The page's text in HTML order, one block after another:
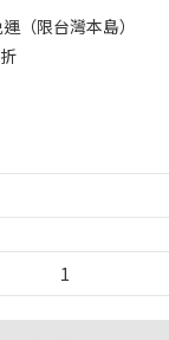
（限台灣本島）